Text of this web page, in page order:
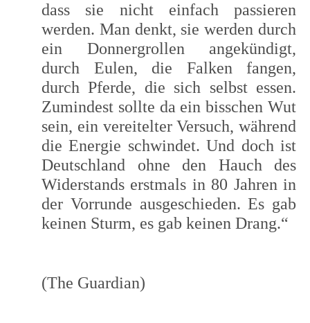
dass sie nicht einfach passieren
werden. Man denkt, sie werden durch
ein Donnergrollen angekündigt,
durch Eulen, die Falken fangen,
durch Pferde, die sich selbst essen.
Zumindest sollte da ein bisschen Wut
sein, ein vereitelter Versuch, während
die Energie schwindet. Und doch ist
Deutschland ohne den Hauch des
Widerstands erstmals in 80 Jahren in
der Vorrunde ausgeschieden. Es gab
keinen Sturm, es gab keinen Drang.“
(The Guardian)